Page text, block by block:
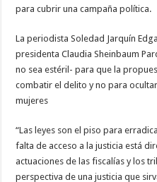
para cubrir una campaña política.
La periodista Soledad Jarquín
presidenta Claudia Sheinbaum
no sea estéril- para que la
combatir el delito y no para
mujeres
“Las leyes son el piso para
falta de acceso a la justicia está
actuaciones de las fiscalías y los
perspectiva de una justicia que